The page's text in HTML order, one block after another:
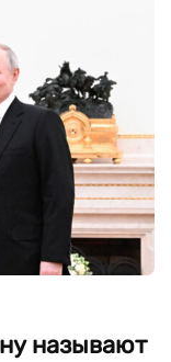
называют